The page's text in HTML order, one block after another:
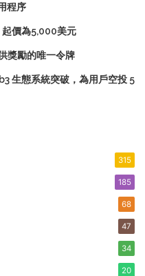
程序
價為5,000美元
獎勵的唯一令牌
生態系統突破，為用戶空投 5
315
185
68
47
34
20